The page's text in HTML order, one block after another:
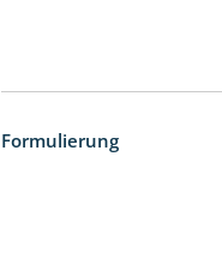
Formulierung